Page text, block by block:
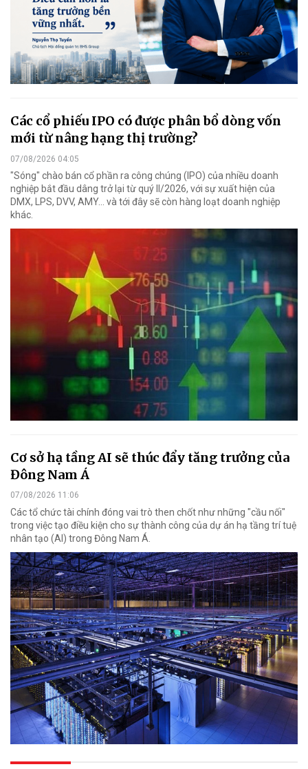
Các cổ phiếu IPO có được phân bổ dòng vốn
mới từ nâng hạng thị trường?
07/08/2026 04:05
"Sóng" chào bán cổ phần ra công chúng (IPO) của nhiều doanh
nghiệp bắt đầu dâng trở lại từ quý II/2026, với sự xuất hiện của
DMX, LPS, DVV, AMY... và tới đây sẽ còn hàng loạt doanh nghiệp
khác.
Cơ sở hạ tầng AI sẽ thúc đẩy tăng trưởng của
Đông Nam Á
07/08/2026 11:06
Các tổ chức tài chính đóng vai trò then chốt như những "cầu nối"
trong việc tạo điều kiện cho sự thành công của dự án hạ tầng trí tuệ
nhân tạo (AI) trong Đông Nam Á.